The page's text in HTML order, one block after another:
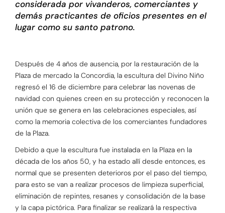
considerada por vivanderos, comerciantes y
demás practicantes de oficios presentes en el
lugar como su santo patrono.
Después de 4 años de ausencia, por la restauración de la
Plaza de mercado la Concordia, la escultura del Divino Niño
regresó el 16 de diciembre para celebrar las novenas de
navidad con quienes creen en su protección y reconocen la
unión que se genera en las celebraciones especiales, así
como la memoria colectiva de los comerciantes fundadores
de la Plaza.
Debido a que la escultura fue instalada en la Plaza en la
década de los años 50, y ha estado allí desde entonces, es
normal que se presenten deterioros por el paso del tiempo,
para esto se van a realizar procesos de limpieza superficial,
eliminación de repintes, resanes y consolidación de la base
y la capa pictórica. Para finalizar se realizará la respectiva